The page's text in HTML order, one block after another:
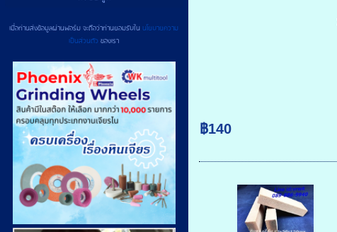
เมื่อท่านส่งข้อมูลผ่านฟอร์ม จะถือว่าท่านยอมรับในนโยบายความ
เป็นส่วนตัวของเรา
฿140